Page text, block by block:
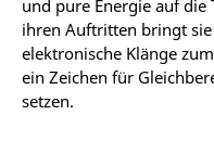
und pure Energie auf die
ihren Auftritten bringt
elektronische Klänge
ein Zeichen für
setzen.